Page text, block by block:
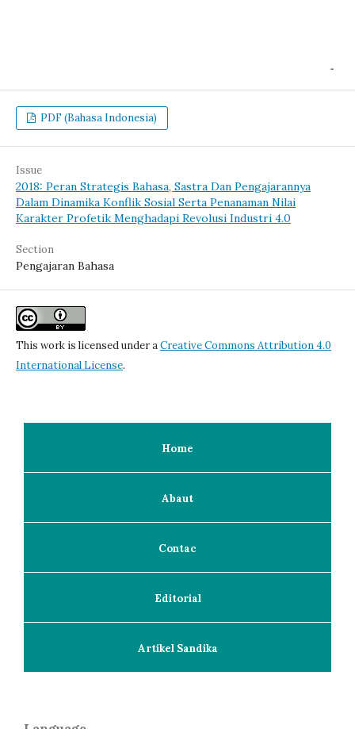
PDF (Bahasa Indonesia)
Issue
2018: Peran Strategis Bahasa, Sastra Dan Pengajarannya
Dalam Dinamika Konflik Sosial Serta Penanaman Nilai
Karakter Profetik Menghadapi Revolusi Industri 4.0
Section
Pengajaran Bahasa
This work is licensed under aCreative Commons Attribution 4.0
International License.
Home
Abaut
Contac
Editorial
Artikel Sandika